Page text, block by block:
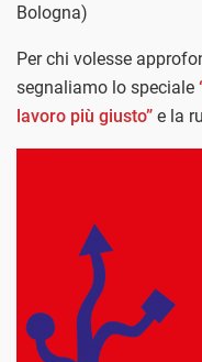
Bologna)
Per chi volesse
segnaliamo lo speciale
lavoro più giusto” e la